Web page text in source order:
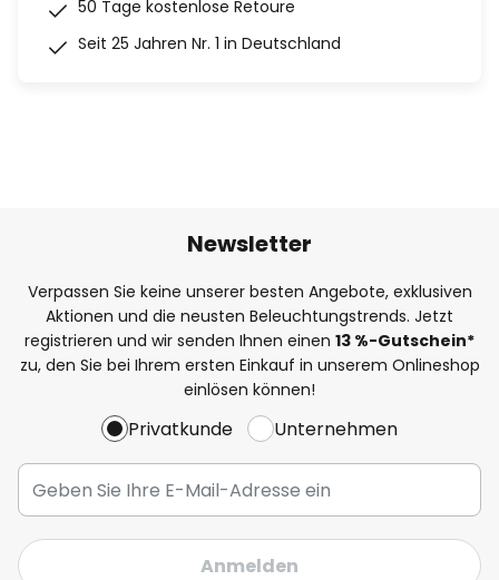
50 Tage kostenlose Retoure
Seit 25 Jahren Nr. 1 in Deutschland
Newsletter
Verpassen Sie keine unserer besten Angebote, exklusiven
Aktionen und die neusten Beleuchtungstrends. Jetzt
registrieren und wir senden Ihnen einen 13 %-Gutschein*
zu, den Sie bei Ihrem ersten Einkauf in unserem Onlineshop
einlösen können!
Privatkunde Unternehmen
Anmelden